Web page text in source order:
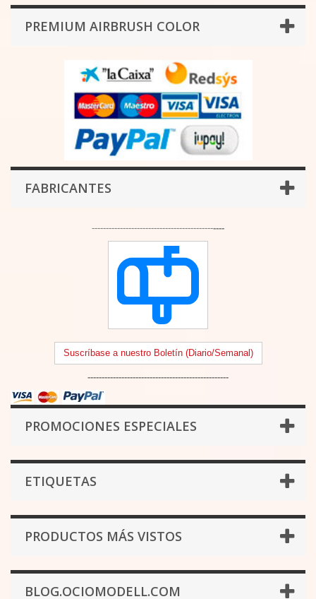
PREMIUM AIRBRUSH COLOR
FABRICANTES
-----------------------------------------------
Suscríbase a nuestro Boletín (Diario/Semanal)
--------------------------------------------------
PROMOCIONES ESPECIALES
ETIQUETAS
PRODUCTOS MÁS VISTOS
BLOG.OCIOMODELL.COM